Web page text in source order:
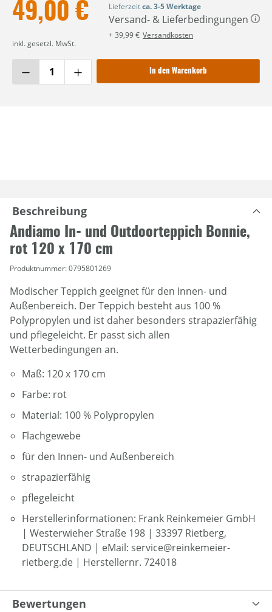
49,00 €
inkl. gesetzl. MwSt.
Lieferzeitca. 3-5 Werktage
Versand- & Lieferbedingungen
+ 39,99 € Versandkosten
In den Warenkorb
Beschreibung
Andiamo In- und Outdoorteppich Bonnie,
rot 120 x 170 cm
Produktnummer:0795801269
Modischer Teppich geeignet für den Innen- und
Außenbereich. Der Teppich besteht aus 100 %
Polypropylen und ist daher besonders strapazierfähig
und pflegeleicht. Er passt sich allen
Wetterbedingungen an.
Maß: 120 x 170 cm
Farbe: rot
Material: 100 % Polypropylen
Flachgewebe
für den Innen- und Außenbereich
strapazierfähig
pflegeleicht
Herstellerinformationen: Frank Reinkemeier GmbH
| Westerwieher Straße 198 | 33397 Rietberg,
DEUTSCHLAND | eMail: service@reinkemeier-
rietberg.de | Herstellernr. 724018
Bewertungen